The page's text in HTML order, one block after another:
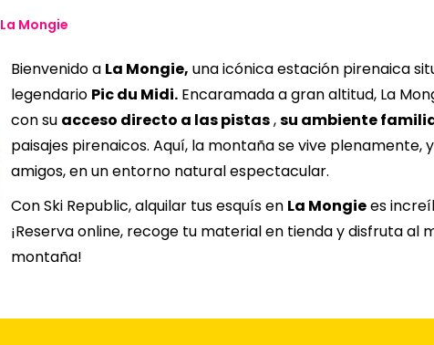
20 21
La Mongie
Bienvenido a La Mongie, una icónica estación pirenaica
legendario Pic du Midi. Encaramada a gran altitud, La
con su acceso directo a las pistas,su ambiente
paisajes pirenaicos. Aquí, la montaña se vive plenamente,
amigos, en un entorno natural espectacular.
Con Ski Republic, alquilar tus esquís en La Mongiees
¡Reserva online, recoge tu material en tienda y disfruta al
montaña!